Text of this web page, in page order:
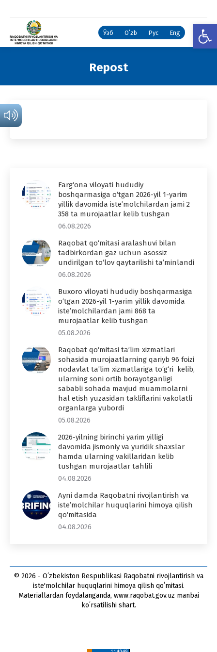
Ўзб Oʻzb Рус Eng
Repost
Farg‘ona viloyati hududiy
boshqarmasiga o‘tgan 2026-yil 1-yarim
yillik davomida iste’molchilardan jami 2
358 ta murojaatlar kelib tushgan
06.08.2026
Raqobat qo‘mitasi aralashuvi bilan
tadbirkordan gaz uchun asossiz
undirilgan to‘lov qaytarilishi ta’minlandi
06.08.2026
Buxoro viloyati hududiy boshqarmasiga
o‘tgan 2026-yil 1-yarim yillik davomida
iste’molchilardan jami 868 ta
murojaatlar kelib tushgan
05.08.2026
Raqobat qo‘mitasi ta’lim xizmatlari
sohasida murojaatlarning qariyb 96 foizi
nodavlat ta’lim xizmatlariga to‘g‘ri kelib,
ularning soni ortib borayotganligi
sababli sohada mavjud muammolarni
hal etish yuzasidan takliflarini vakolatli
organlarga yubordi
05.08.2026
2026-yilning birinchi yarim yilligi
davomida jismoniy va yuridik shaxslar
hamda ularning vakillaridan kelib
tushgan murojaatlar tahlili
04.08.2026
Ayni damda Raqobatni rivojlantirish va
iste’molchilar huquqlarini himoya qilish
qo‘mitasida
04.08.2026
© 2026 - Oʻzbekiston Respublikasi Raqobatni rivojlantirish va
iste'molchilar huquqlarini himoya qilish qoʻmitasi.
Materiallardan foydalanganda, www.raqobat.gov.uz manbai
koʻrsatilishi shart.